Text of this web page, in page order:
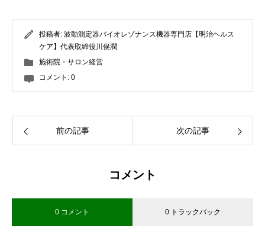
投稿者: 波動測定器バイオレゾナンス機器専門店【明治ヘルス
ケア】代表取締役川俣潤
施術院・サロン経営
コメント: 0
前の記事 次の記事
コメント
0 コメント 0 トラックバック